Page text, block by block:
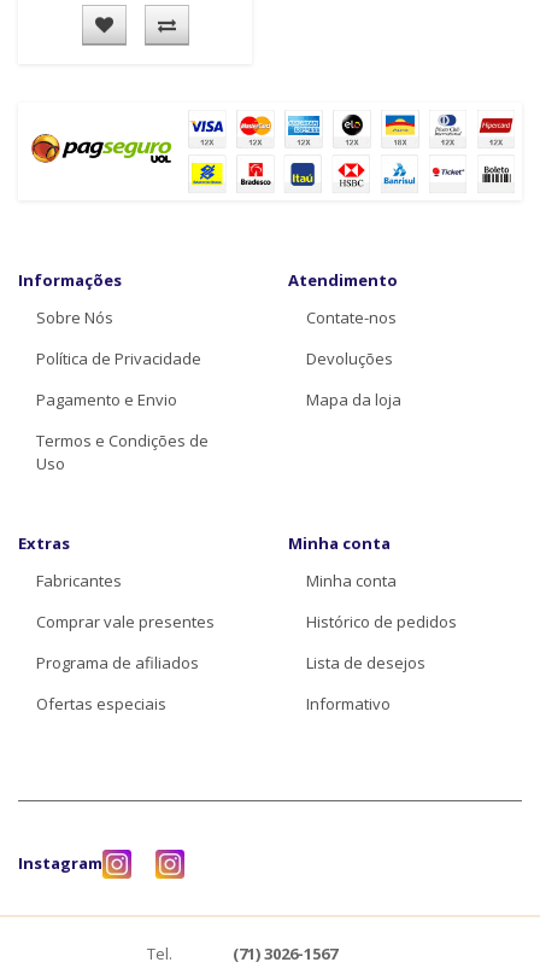
Informações
Sobre Nós
Política de Privacidade
Pagamento e Envio
Termos e Condições de
Uso
Atendimento
Contate-nos
Devoluções
Mapa da loja
Extras
Fabricantes
Comprar vale presentes
Programa de afiliados
Ofertas especiais
Minha conta
Minha conta
Histórico de pedidos
Lista de desejos
Informativo
Instagram
Tel. (71) 3026-1567